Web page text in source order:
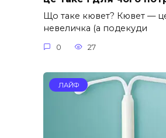
Що таке кювет? Кювет — це
невеличка (а подекуди
0 27
ЛАЙФ